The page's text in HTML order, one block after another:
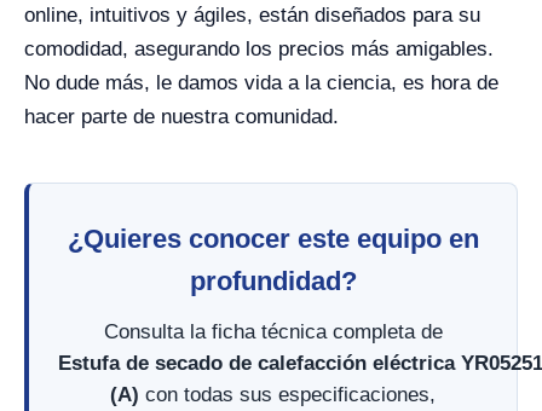
online, intuitivos y ágiles, están diseñados para su
comodidad, asegurando los precios más amigables.
No dude más, le damos vida a la ciencia, es hora de
hacer parte de nuestra comunidad.
¿Quieres conocer este equipo en
profundidad?
Consulta la ficha técnica completa de
Estufa de secado de calefacción eléctrica YR05251
(A) con todas sus especificaciones,